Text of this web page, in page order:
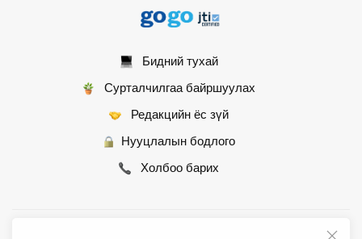
Бидний тухай
Сурталчилгаа байршуулах
Редакцийн ёс зүй
Нууцлалын бодлого
Холбоо барих